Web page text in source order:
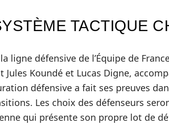
TACTIQUE
ligne défensive de l’Équipe de
Koundé et Lucas Digne,
défensive a fait ses preuves
Les choix des défenseurs
qui présente son propre lot de